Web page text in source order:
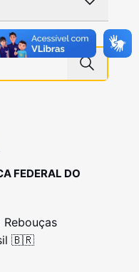
FEDERAL DO
🇧🇷